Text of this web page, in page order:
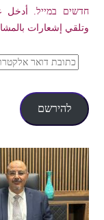
חדשים במייל. أدخل
وتلقي إشعارات
כתובת
אלקטרוני
להירשם